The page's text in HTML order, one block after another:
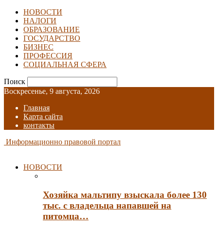
НОВОСТИ
НАЛОГИ
ОБРАЗОВАНИЕ
ГОСУДАРСТВО
БИЗНЕС
ПРОФЕССИЯ
СОЦИАЛЬНАЯ СФЕРА
Поиск
Воскресенье, 9 августа, 2026
Главная
Карта сайта
контакты
Информационно правовой портал
НОВОСТИ
Хозяйка мальтипу взыскала более 130
тыс. с владельца напавшей на
питомца…